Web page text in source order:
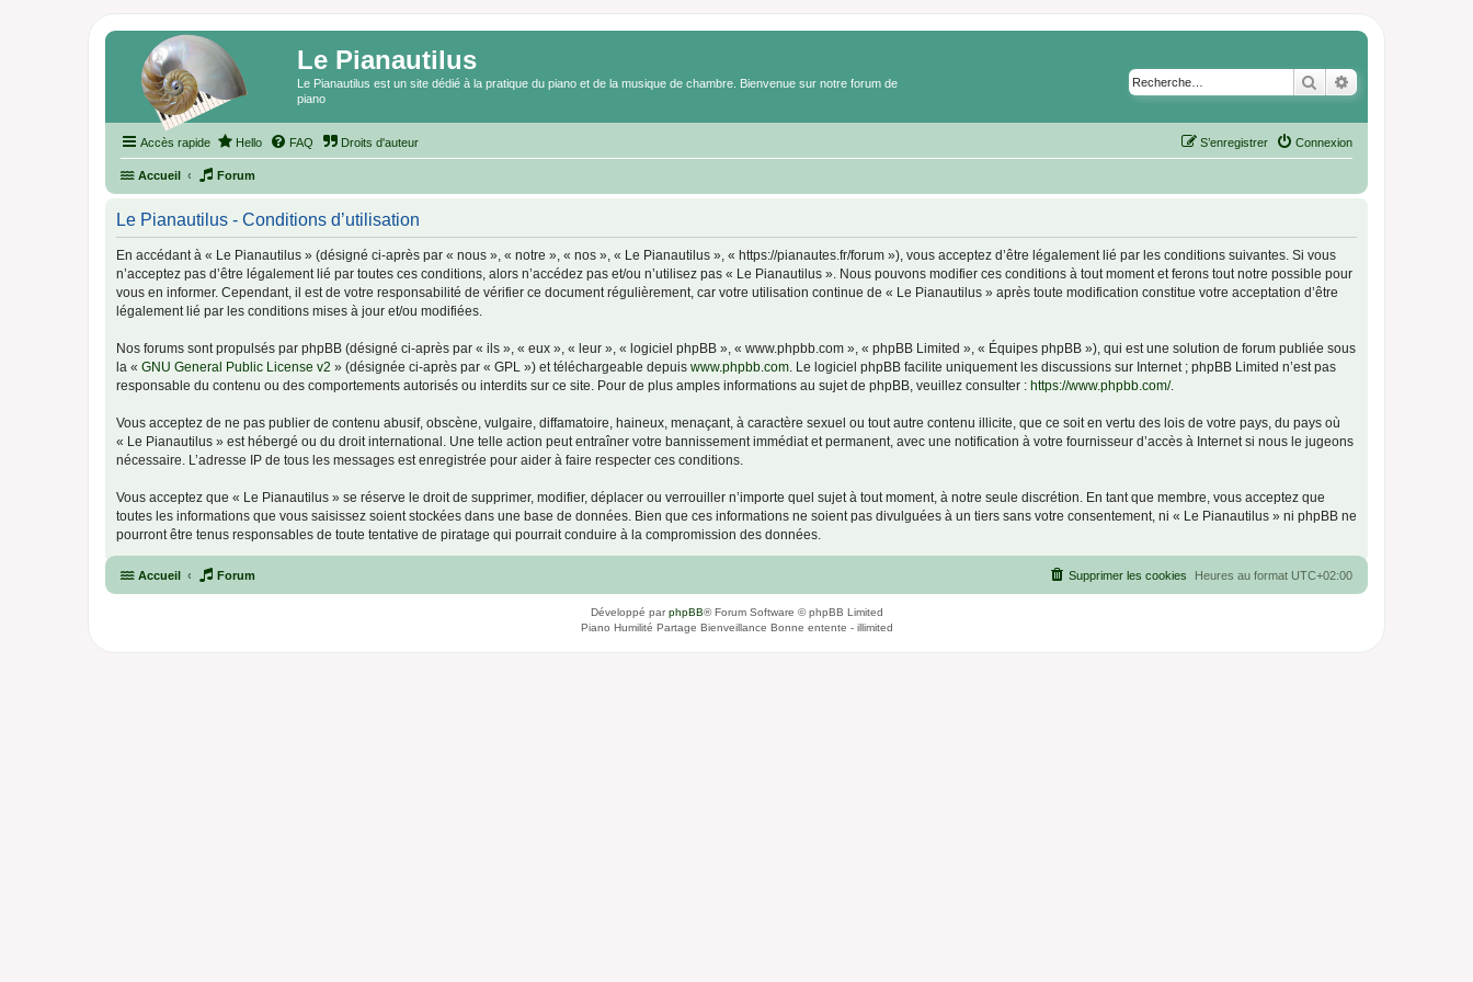
Le Pianautilus
Le Pianautilus est un site dédié à la pratique du piano et de la musique de chambre. Bienvenue sur notre forum de
piano
RechercherRecherche
Accès rapide Hello FAQ Droits d'auteur Connexion
S’enregistrer
Accueil Forum
Le Pianautilus - Conditions d’utilisation
En accédant à « Le Pianautilus » (désigné ci-après par « nous », « notre », « nos », « Le Pianautilus », « https://pianautes.fr/forum »), vous acceptez d’être légalement lié par les conditions suivantes. Si vous
n’acceptez pas d’être légalement lié par toutes ces conditions, alors n’accédez pas et/ou n’utilisez pas « Le Pianautilus ». Nous pouvons modifier ces conditions à tout moment et ferons tout notre possible pour
vous en informer. Cependant, il est de votre responsabilité de vérifier ce document régulièrement, car votre utilisation continue de « Le Pianautilus » après toute modification constitue votre acceptation d’être
légalement lié par les conditions mises à jour et/ou modifiées.
Nos forums sont propulsés par phpBB (désigné ci-après par « ils », « eux », « leur », « logiciel phpBB », « www.phpbb.com », « phpBB Limited », « Équipes phpBB »), qui est une solution de forum publiée sous
la « GNU General Public License v2 » (désignée ci-après par « GPL ») et téléchargeable depuis www.phpbb.com. Le logiciel phpBB facilite uniquement les discussions sur Internet ; phpBB Limited n’est pas
responsable du contenu ou des comportements autorisés ou interdits sur ce site. Pour de plus amples informations au sujet de phpBB, veuillez consulter : https://www.phpbb.com/.
Vous acceptez de ne pas publier de contenu abusif, obscène, vulgaire, diffamatoire, haineux, menaçant, à caractère sexuel ou tout autre contenu illicite, que ce soit en vertu des lois de votre pays, du pays où
« Le Pianautilus » est hébergé ou du droit international. Une telle action peut entraîner votre bannissement immédiat et permanent, avec une notification à votre fournisseur d’accès à Internet si nous le jugeons
nécessaire. L’adresse IP de tous les messages est enregistrée pour aider à faire respecter ces conditions.
Vous acceptez que « Le Pianautilus » se réserve le droit de supprimer, modifier, déplacer ou verrouiller n’importe quel sujet à tout moment, à notre seule discrétion. En tant que membre, vous acceptez que
toutes les informations que vous saisissez soient stockées dans une base de données. Bien que ces informations ne soient pas divulguées à un tiers sans votre consentement, ni « Le Pianautilus » ni phpBB ne
pourront être tenus responsables de toute tentative de piratage qui pourrait conduire à la compromission des données.
Accueil Forum Heures au format UTC+02:00
Supprimer les cookies
Développé parphpBB® Forum Software © phpBB Limited
Piano Humilité Partage Bienveillance Bonne entente - illimited